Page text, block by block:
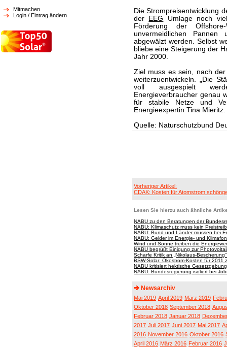
Mitmachen
Login / Eintrag ändern
Die Strompreisentwicklung
der
EEG Umlage noch
Förderung der
unvermeidlichen Pannen
abgewälzt werden. Selbst
bliebe eine Steigerung der
Jahr 2000.
Ziel muss es sein, nach
weiterzuentwickeln. „Die
voll ausgespielt
Energieverbraucher genau
für stabile Netze und
Energieexpertin Tina Mieritz.
Quelle: Naturschutzbund
Vorheriger Artikel:
CDAK: Kosten für Atomstrom
Lesen Sie hierzu auch ähnliche
NABU zu den Beratungen der
NABU: Klimaschutz muss kein
NABU: Bund und Länder müssen bei
NABU: Gelder im Energie- und
Wind und Sonne treiben die
NABU begrüßt Einigung zur
Scharfe Kritik an „Nikolaus-
BSW-Solar: Ökostrom-Kosten für 2011
NABU kritisiert hektische
NABU: Bundesregierung isoliert bei
Newsarchiv
Mai 2019 April 2019 März 2019
Oktober 2018 September 2018
Februar 2018 Januar 2018
2017 Juli 2017 Juni 2017 Mai 2017
2016 November 2016 Oktober 2016
April 2016 März 2016 Februar 2016